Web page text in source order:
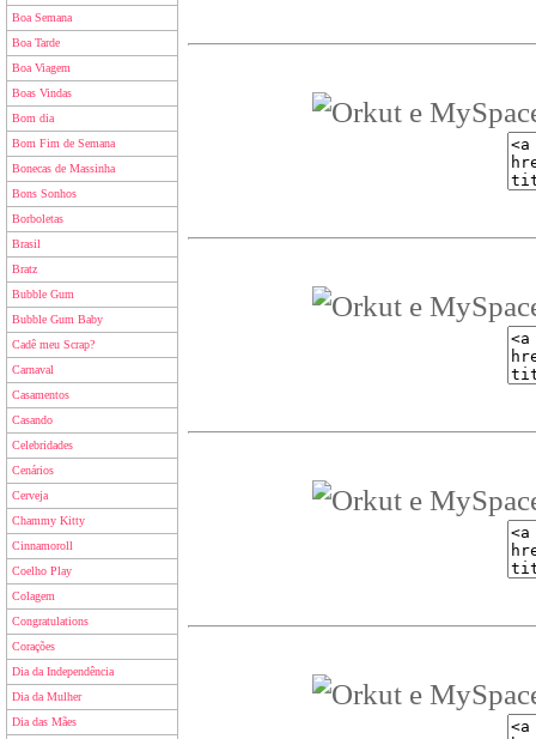
Boa Semana
Boa Tarde
Boa Viagem
Boas Vindas
Bom dia
Bom Fim de Semana
Bonecas de Massinha
Bons Sonhos
Borboletas
Brasil
Bratz
Bubble Gum
Bubble Gum Baby
Cadê meu Scrap?
Carnaval
Casamentos
Casando
Celebridades
Cenários
Cerveja
Chammy Kitty
Cinnamoroll
Coelho Play
Colagem
Congratulations
Corações
Dia da Independência
Dia da Mulher
Dia das Mães